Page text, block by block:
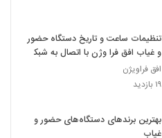
تنظیمات ساعت و تاریخ دستگاه حضور
و غیاب افق فرا وژن با اتصال به شبکه
افق فراویژن
۱۹ بازدید
بهترین برند‌های دستگاه‌های حضور و
غیاب